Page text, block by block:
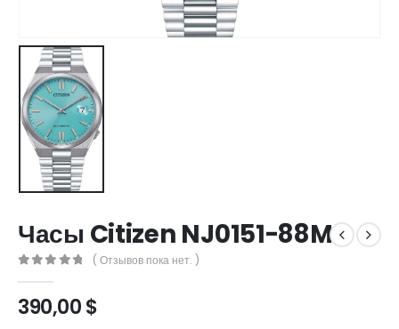
Часы Citizen NJ0151-88M
( Отзывов пока нет. )
390,00$